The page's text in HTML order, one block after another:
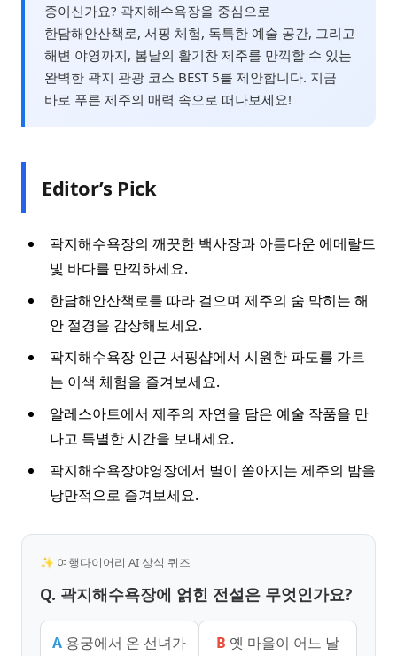
중이신가요? 곽지해수욕장을 중심으로
한담해안산책로, 서핑 체험, 독특한 예술 공간, 그리고
해변 야영까지, 봄날의 활기찬 제주를 만끽할 수 있는
완벽한 곽지 관광 코스 BEST 5를 제안합니다. 지금
바로 푸른 제주의 매력 속으로 떠나보세요!
Editor’s Pick
곽지해수욕장의 깨끗한 백사장과 아름다운 에메랄드
빛 바다를 만끽하세요.
한담해안산책로를 따라 걸으며 제주의 숨 막히는 해
안 절경을 감상해보세요.
곽지해수욕장 인근 서핑샵에서 시원한 파도를 가르
는 이색 체험을 즐겨보세요.
알레스아트에서 제주의 자연을 담은 예술 작품을 만
나고 특별한 시간을 보내세요.
곽지해수욕장야영장에서 별이 쏟아지는 제주의 밤을
낭만적으로 즐겨보세요.
✨ 여행다이어리 AI 상식 퀴즈
Q. 곽지해수욕장에 얽힌 전설은 무엇인가요?
A 용궁에서 온 선녀가
B 옛 마을이 어느 날